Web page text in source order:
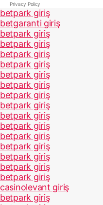
Privacy Policy
betpark giriş
betgaranti giriş
betpark giriş
betpark giriş
betpark giriş
betpark giriş
betpark giriş
betpark giriş
betpark giriş
betpark giriş
betpark giriş
betpark giriş
betpark giriş
betpark giriş
betpark giriş
betpark giriş
betpark giriş
casinolevant giriş
betpark giriş